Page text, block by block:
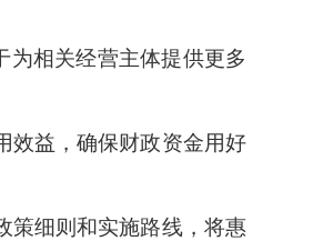
为相关经营主体提供更多
效益，确保财政资金用好
策细则和实施路线，将惠